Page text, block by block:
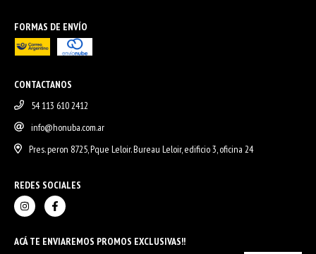
FORMAS DE ENVÍO
CONTACTANOS
54 113 610 2412
info@honuba.com.ar
Pres. peron 8725, Pque Leloir. Bureau Leloir, edificio 3, oficina 24
REDES SOCIALES
ACÁ TE ENVIAREMOS PROMOS EXCLUSIVAS!!